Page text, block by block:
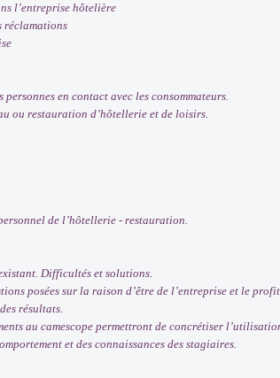
l’entreprise hôtelière
réclamations
en contact avec les consommateurs.
ou restauration d’hôtellerie et de loisirs.
de l’hôtellerie - restauration.
Difficultés et solutions.
posées sur la raison d’être de l’entreprise et le
résultats.
au camescope permettront de concrétiser
et des connaissances des stagiaires.